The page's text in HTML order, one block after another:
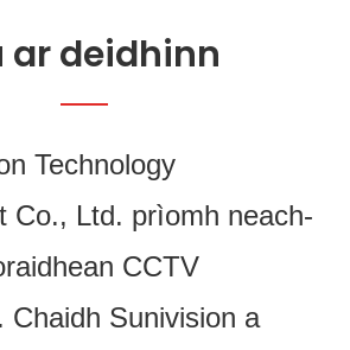
ar deidhinn
Technology
Co., Ltd. prìomh neach-
CCTV
Chaidh Sunivision a